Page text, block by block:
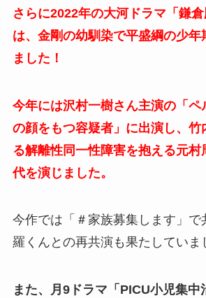
さらに2022年の大河ドラマ「鎌
は、金剛の幼馴染で平盛綱の少年
ました！
今年には沢村一樹さん主演の「ペ
の顔をもつ容疑者」に出演し、竹
る解離性同一性障害を抱える元村
代を演じました。
今作では「＃家族募集します」で
羅くんとの再共演も果たしていま
また、月9ドラマ「PICU小児集中